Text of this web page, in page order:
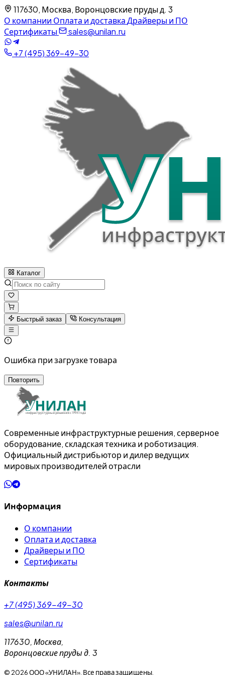
117630, Москва, Воронцовские пруды д. 3
О компании Оплата и доставкаДрайверы и ПО
Сертификаты
sales@unilan.ru
+7 (495) 369-49-30
Каталог
Быстрый заказ Консультация
Ошибка при загрузке товара
Повторить
Современные инфраструктурные решения, серверное
оборудование, складская техника и роботизация.
Официальный дистрибьютор и дилер ведущих
мировых производителей отрасли
Информация
О компании
Оплата и доставка
Драйверы и ПО
Сертификаты
Контакты
+7 (495) 369-49-30
sales@unilan.ru
117630, Москва,
Воронцовские пруды д. 3
© 2026ООО «УНИЛАН». Все права защищены.